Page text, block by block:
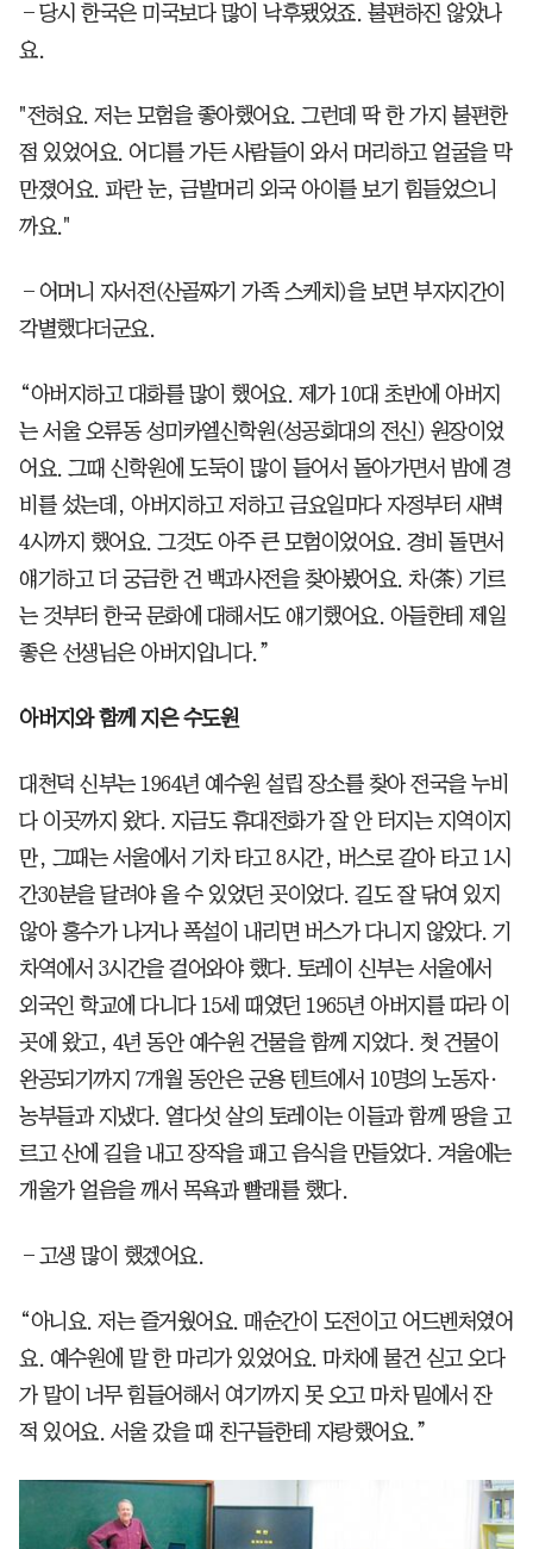
―당시 한국은 미국보다 많이 낙후됐었죠. 불편하진 않았나
요.
"전혀요. 저는 모험을 좋아했어요. 그런데 딱 한 가지 불편한
점 있었어요. 어디를 가든 사람들이 와서 머리하고 얼굴을 막
만졌어요. 파란 눈, 금발머리 외국 아이를 보기 힘들었으니
까요."
―어머니 자서전(산골짜기 가족 스케치)을 보면 부자지간이
각별했다더군요.
“아버지하고 대화를 많이 했어요. 제가 10대 초반에 아버지
는 서울 오류동 성미카엘신학원(성공회대의 전신) 원장이었
어요. 그때 신학원에 도둑이 많이 들어서 돌아가면서 밤에 경
비를 섰는데, 아버지하고 저하고 금요일마다 자정부터 새벽
4시까지 했어요. 그것도 아주 큰 모험이었어요. 경비 돌면서
얘기하고 더 궁금한 건 백과사전을 찾아봤어요. 차(茶) 기르
는 것부터 한국 문화에 대해서도 얘기했어요. 아들한테 제일
좋은 선생님은 아버지입니다.”
아버지와 함께 지은 수도원
대천덕 신부는 1964년 예수원 설립 장소를 찾아 전국을 누비
다 이곳까지 왔다. 지금도 휴대전화가 잘 안 터지는 지역이지
만, 그때는 서울에서 기차 타고 8시간, 버스로 갈아 타고 1시
간30분을 달려야 올 수 있었던 곳이었다. 길도 잘 닦여 있지
않아 홍수가 나거나 폭설이 내리면 버스가 다니지 않았다. 기
차역에서 3시간을 걸어와야 했다. 토레이 신부는 서울에서
외국인 학교에 다니다 15세 때였던 1965년 아버지를 따라 이
곳에 왔고, 4년 동안 예수원 건물을 함께 지었다. 첫 건물이
완공되기까지 7개월 동안은 군용 텐트에서 10명의 노동자·
농부들과 지냈다. 열다섯 살의 토레이는 이들과 함께 땅을 고
르고 산에 길을 내고 장작을 패고 음식을 만들었다. 겨울에는
개울가 얼음을 깨서 목욕과 빨래를 했다.
―고생 많이 했겠어요.
“아니요. 저는 즐거웠어요. 매순간이 도전이고 어드벤처였어
요. 예수원에 말 한 마리가 있었어요. 마차에 물건 싣고 오다
가 말이 너무 힘들어해서 여기까지 못 오고 마차 밑에서 잔
적 있어요. 서울 갔을 때 친구들한테 자랑했어요.”